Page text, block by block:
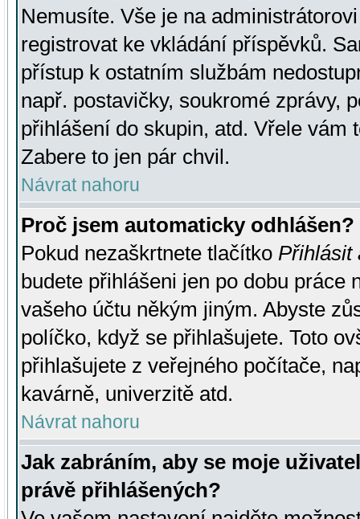
Nemusíte. Vše je na
registrovat ke vkládání příspěvků.
přístup k ostatním službám
např. postavičky, soukromé zprávy,
přihlášení do skupin, atd. Vřele vám
Zabere to jen pár chvil.
Návrat nahoru
Proč jsem automaticky odhlášen?
Pokud nezaškrtnete tlačítko Přihlásit
budete přihlášeni jen po dobu práce
vašeho účtu někým jiným. Abyste
políčko, když se přihlašujete. Toto
přihlašujete z veřejného počítače,
kavárně, univerzitě atd.
Návrat nahoru
Jak zabráním, aby se moje
právě přihlášených?